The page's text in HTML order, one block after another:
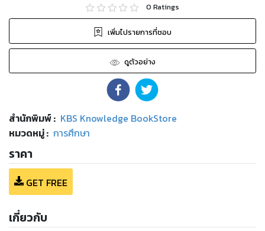
0 Ratings
เพิ่มไปรายการที่ชอบ
ดูตัวอย่าง
สำนักพิมพ์: KBS Knowledge BookStore
หมวดหมู่: การศึกษา
ราคา
GET FREE
เกี่ยวกับ